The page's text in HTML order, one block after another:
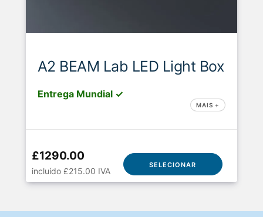
A2 BEAM Lab LED Light Box
Entrega Mundial ✓
MAIS +
£1290.00
incluído £215.00 IVA
SELECIONAR